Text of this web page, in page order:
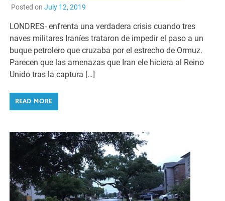
Posted on July 12, 2019
LONDRES- enfrenta una verdadera crisis cuando tres
naves militares Iraníes trataron de impedir el paso a un
buque petrolero que cruzaba por el estrecho de Ormuz.
Parecen que las amenazas que Iran ele hiciera al Reino
Unido tras la captura […]
READ MORE